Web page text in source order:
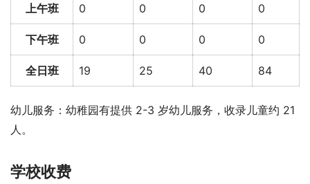
上午班 0 0 0 0
下午班 0 0 0 0
全日班 19 25 40 84
幼儿服务：幼稚园有提供 2-3 岁幼儿服务，收录儿童约 21
人。
学校收费